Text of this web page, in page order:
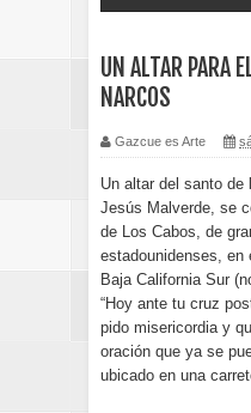
UN ALTAR PARA
NARCOS
Gazcue es Arte
Un altar del santo
Jesús Malverde, se
de Los Cabos, de
estadounidenses, en
Baja California Sur
“Hoy ante tu cruz
pido misericordia y
oración que ya se
ubicado en una